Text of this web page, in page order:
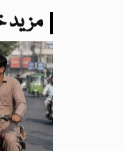
:مزید